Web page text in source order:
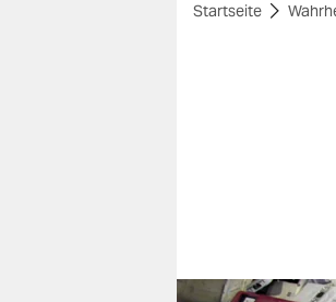
themen
Startseite